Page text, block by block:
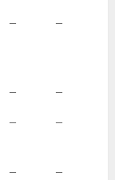
– –
– –
– –
– –